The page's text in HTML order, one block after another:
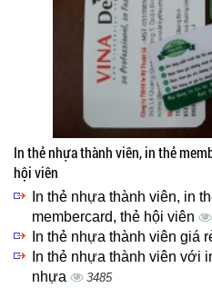
In thẻ nhựa thành viên, in thẻ
hội viên
In thẻ nhựa thành viên, in
membercard, thẻ hội viên
In thẻ nhựa thành viên giá
In thẻ nhựa thành viên với
nhựa
3485